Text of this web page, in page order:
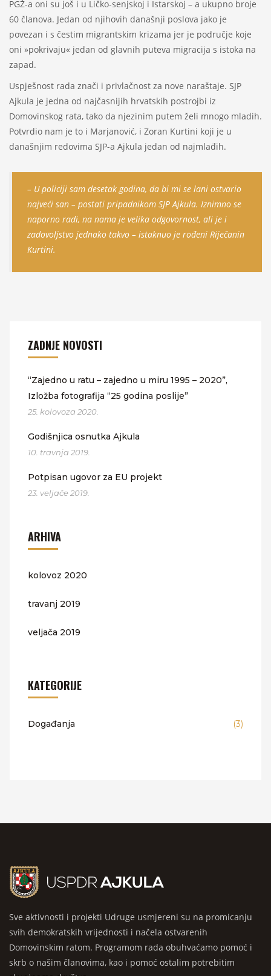
PGŽ-a oni su još i u Ličko-senjskoj i Istarskoj – a ukupno broje
60 članova. Jedan od njihovih današnji poslova jako je
povezan i s čestim migrantskim krizama jer je područje koje
oni »pokrivaju« jedan od glavnih puteva migracija s istoka na
zapad.
Uspješnost rada znači i privlačnost za nove naraštaje. SJP
Ajkula je jedna od najčasnijih hrvatskih postrojbi iz
Domovinskog rata, tako da njezinim putem želi mnogo mladih.
Potvrdio nam je to i Marjanović, i Zoran Kurtini koji je u
današnjim redovima SJP-a Ajkula jedan od najmlađih.
– U policiji sam desetak godina, da bi mi se lani ostvario
najveći san – postati pripadnikom SJP Ajkula. Iznimno se
naporno radi, na nama je velika odgovornost, ali je i
zadovoljstvo jednako takvo – istaknuo je rođeni Riječanin
Kurtini.
ZADNJE NOVOSTI
“Zajedno u ratu – zajedno u miru 1995 – 2020”,
Izložba fotografija “25 godina poslije”
25. kolovoza 2020.
Godišnjica osnutka Ajkula
10. travnja 2019.
Potpisan ugovor za EU projekt
23. veljače 2019.
ARHIVA
kolovoz 2020
travanj 2019
veljača 2019
KATEGORIJE
Događanja (3)
Sve aktivnosti i projekti Udruge usmjereni su na promicanju
svih demokratskih vrijednosti i načela ostvarenih
Domovinskim ratom. Programom rada obuhvaćamo pomoć i
skrb o našim članovima, kao i pomoć ostalim potrebitim